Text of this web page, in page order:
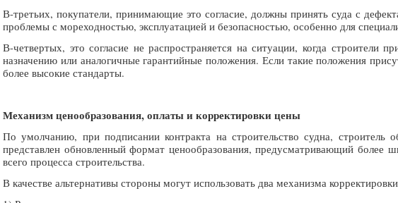
В-третьих, покупатели, принимающие это согласие, должны принять суда с
проблемы с мореходностью, эксплуатацией и безопасностью, особенно для
В-четвертых, это согласие не распространяется на ситуации, когда строители
назначению или аналогичные гарантийные положения. Если такие положения
более высокие стандарты.
Механизм ценообразования, оплаты и корректировки цены
По умолчанию, при подписании контракта на строительство судна,
представлен обновленный формат ценообразования, предусматривающий более
всего процесса строительства.
В качестве альтернативы стороны могут использовать два механизма